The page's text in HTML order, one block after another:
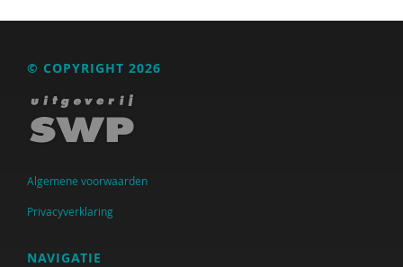
© COPYRIGHT 2026
Algemene voorwaarden
Privacyverklaring
NAVIGATIE